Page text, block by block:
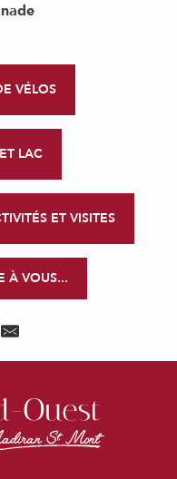
VÉLOS
LAC
ET VISITES
À VOUS...